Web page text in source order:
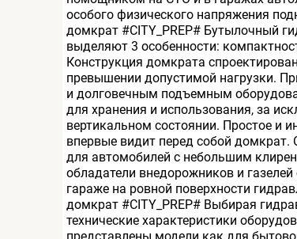
особого физического напряжения
домкрат #CITY_PREP# Бутылочный
выделяют 3 особенности:
Конструкция домкрата
превышении допустимой нагрузки.
и долговечным подъемным
для хранения и использования, за
вертикальном состоянии. Простое и
впервые видит перед собой
для автомобилей с небольшим
обладатели внедорожников и
гараже на ровной поверхности
домкрат #CITY_PREP# Выбирая
технические характеристики